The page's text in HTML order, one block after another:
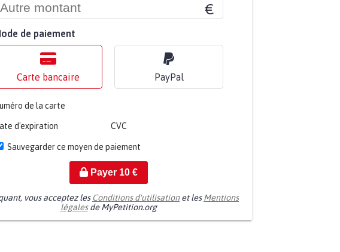
€
de paiement
Carte bancaire PayPal
de la carte
d'expiration CVC
Sauvegarder ce moyen de paiement
Payer 10€
vous acceptez les Conditions d'utilisationet lesMentions
légalesde MyPetition.org